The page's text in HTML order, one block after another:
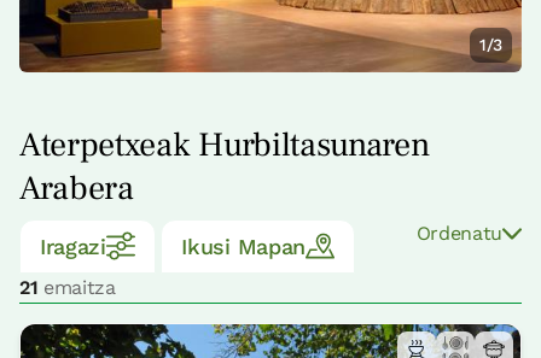
1/3
Aterpetxeak Hurbiltasunaren
Arabera
Iragazi Ikusi Mapan
21 emaitza
Ordenatu